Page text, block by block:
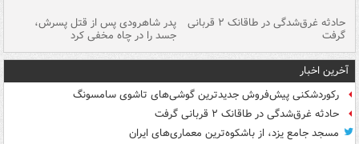
حادثه غرق‌شدگی در طاقانک ۲ قربانی
گرفت
پدر شاهرودی پس از قتل پسرش،
جسد را در چاه مخفی کرد
آخرین اخبار
رکوردشکنی پیش‌فروش جدیدترین گوشی‌های تاشوی سامسونگ
حادثه غرق‌شدگی در طاقانک ۲ قربانی گرفت
مسجد جامع یزد، از باشکوه‌ترین معماری‌های ایران